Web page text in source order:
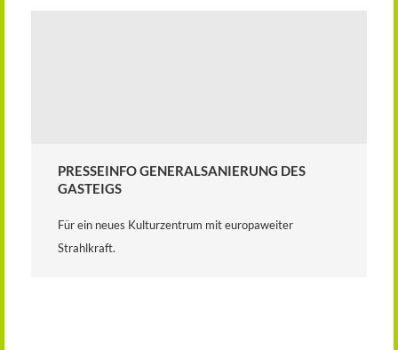
PRESSEINFO GENERALSANIERUNG DES
GASTEIGS
Für ein neues Kulturzentrum mit europaweiter
Strahlkraft.